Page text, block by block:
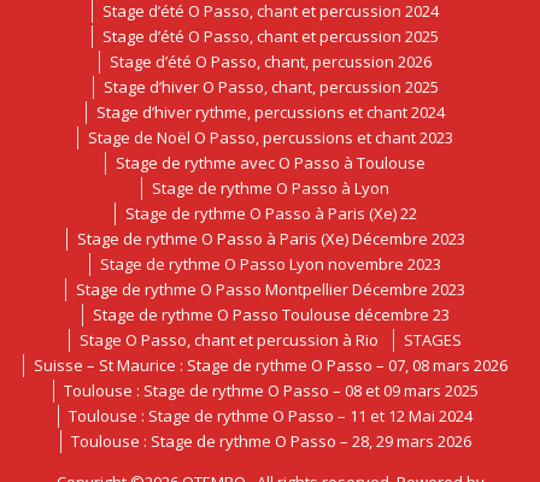
Stage d’été O Passo, chant et percussion 2024
Stage d’été O Passo, chant et percussion 2025
Stage d’été O Passo, chant, percussion 2026
Stage d’hiver O Passo, chant, percussion 2025
Stage d’hiver rythme, percussions et chant 2024
Stage de Noël O Passo, percussions et chant 2023
Stage de rythme avec O Passo à Toulouse
Stage de rythme O Passo à Lyon
Stage de rythme O Passo à Paris (Xe) 22
Stage de rythme O Passo à Paris (Xe) Décembre 2023
Stage de rythme O Passo Lyon novembre 2023
Stage de rythme O Passo Montpellier Décembre 2023
Stage de rythme O Passo Toulouse décembre 23
Stage O Passo, chant et percussion à Rio
STAGES
Suisse – St Maurice : Stage de rythme O Passo – 07, 08 mars 2026
Toulouse : Stage de rythme O Passo – 08 et 09 mars 2025
Toulouse : Stage de rythme O Passo – 11 et 12 Mai 2024
Toulouse : Stage de rythme O Passo – 28, 29 mars 2026